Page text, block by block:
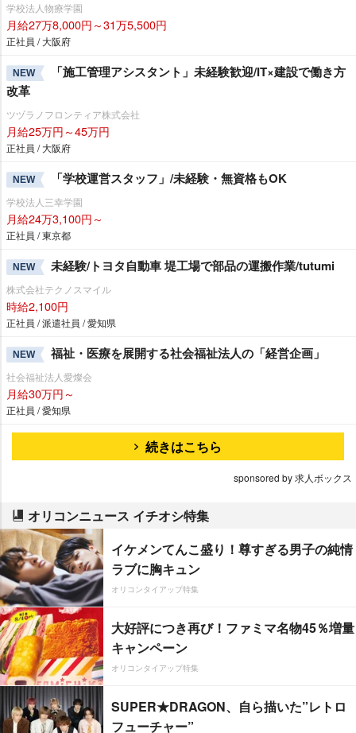
学校法人物療学園
月給27万8,000円～31万5,500円
正社員 / 大阪府
NEW
「施工管理アシスタント」未経験歓迎/IT×建設で働き方
改革
ツヅラノフロンティア株式会社
月給25万円～45万円
正社員 / 大阪府
NEW 「学校運営スタッフ」/未経験・無資格もOK
学校法人三幸学園
月給24万3,100円～
正社員 / 東京都
NEW 未経験/トヨタ自動車 堤工場で部品の運搬作業/tutumi
株式会社テクノスマイル
時給2,100円
正社員 / 派遣社員 / 愛知県
NEW 福祉・医療を展開する社会福祉法人の「経営企画」
社会福祉法人愛燦会
月給30万円～
正社員 / 愛知県
続きはこちら
sponsored by 求人ボックス
オリコンニュース イチオシ特集
イケメンてんこ盛り！尊すぎる男子の純情
ラブに胸キュン
オリコンタイアップ特集
大好評につき再び！ファミマ名物45％増量
キャンペーン
オリコンタイアップ特集
SUPER★DRAGON、自ら描いた”レトロ
フューチャー”